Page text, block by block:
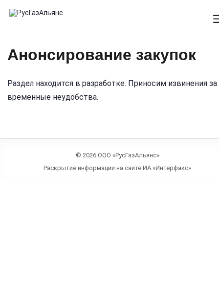
Анонсирование закупок
Раздел находится в разработке. Приносим извинения за
временные неудобства.
© 2026 ООО «РусГазАльянс»
Раскрытие информации на сайте ИА «Интерфакс»